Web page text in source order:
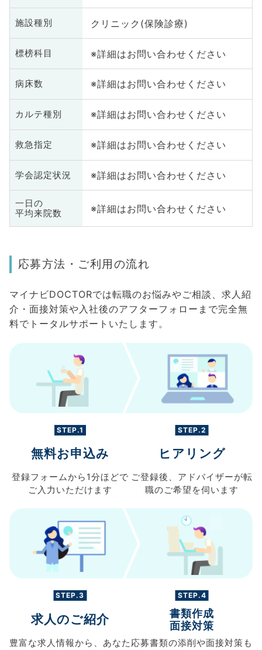
施設種別 クリニック(保険診療)
標榜科目 ※詳細はお問い合わせください
病床数 ※詳細はお問い合わせください
カルテ種別 ※詳細はお問い合わせください
救急指定 ※詳細はお問い合わせください
学会認定状況 ※詳細はお問い合わせください
一日の
平均来院数
※詳細はお問い合わせください
応募方法・ご利用の流れ
マイナビDOCTORでは転職のお悩みやご相談、求人紹
介・面接対策や入社後のアフターフォローまで完全無
料でトータルサポートいたします。
STEP.1
無料お申込み
登録フォームから 1分ほどで
ご入力 いただけます
STEP.2
ヒアリング
ご登録後、 アドバイザーが転
職のご希望を伺います
STEP.3
求人のご紹介
豊富な求人情報から、 あなた
STEP.4
書類作成
面接対策
応募書類の添削や面接対策も